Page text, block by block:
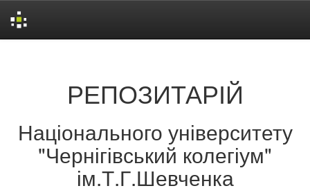
РЕПОЗИТАРІЙ
Національного університету
"Чернігівський колегіум"
ім.Т.Г.Шевченка